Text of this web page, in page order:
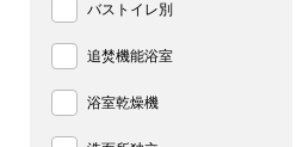
バストイレ別
追焚機能浴室
浴室乾燥機